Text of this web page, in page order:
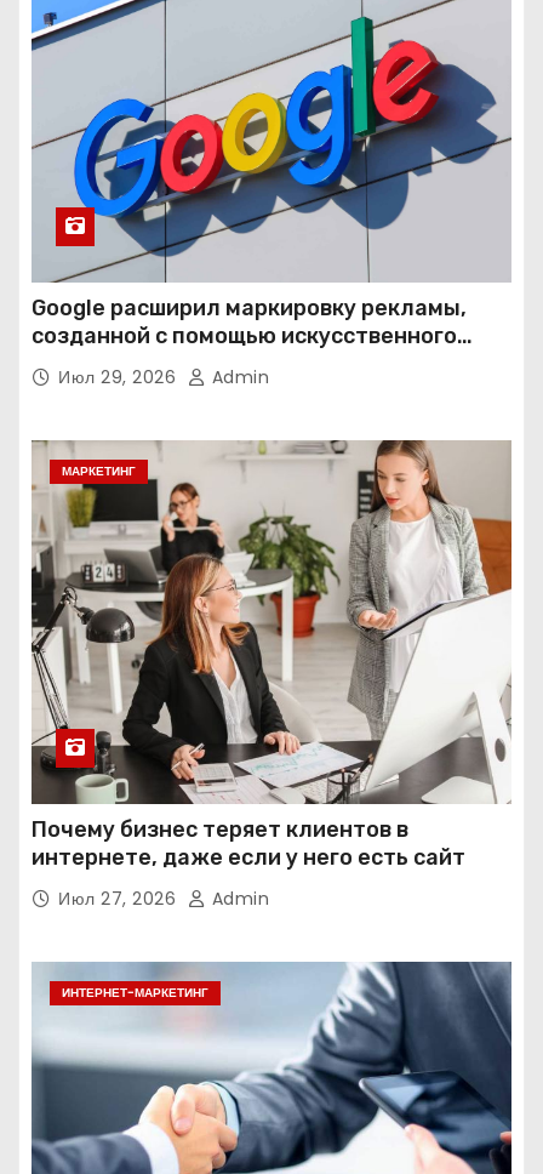
Google расширил маркировку рекламы,
созданной с помощью искусственного
интеллекта
Июл 29, 2026 Admin
МАРКЕТИНГ
Почему бизнес теряет клиентов в
интернете, даже если у него есть сайт
Июл 27, 2026 Admin
ИНТЕРНЕТ-МАРКЕТИНГ